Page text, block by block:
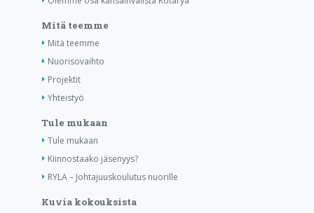
Mitä teemme
Mitä teemme
Nuorisovaihto
Projektit
Yhteistyö
Tule mukaan
Tule mukaan
Kiinnostaako jäsenyys?
RYLA – Johtajuuskoulutus nuorille
Kuvia kokouksista